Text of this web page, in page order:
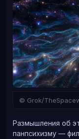
© Grok/
Размышления об
панпсихизму —